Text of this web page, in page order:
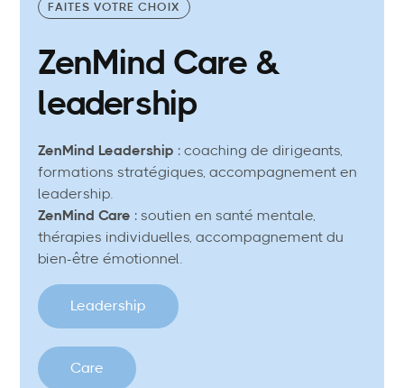
FAITES VOTRE CHOIX
ZenMind Care &
leadership
ZenMind Leadership : coaching de dirigeants,
formations stratégiques, accompagnement en
leadership.
ZenMind Care : soutien en santé mentale,
thérapies individuelles, accompagnement du
bien-être émotionnel.
Leadership
Care